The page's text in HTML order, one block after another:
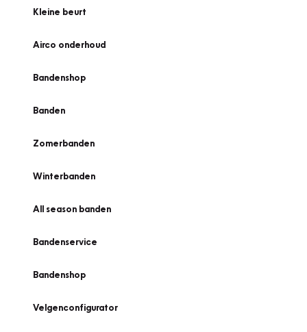
Kleine beurt
Airco onderhoud
Bandenshop
Banden
Zomerbanden
Winterbanden
All season banden
Bandenservice
Bandenshop
Velgenconfigurator